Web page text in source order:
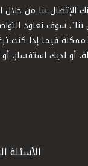
الإتصال بنا من
بنا". سوف نعاود
فيما إذا كنت
أو لديك استفسار، أو
الأسئلة